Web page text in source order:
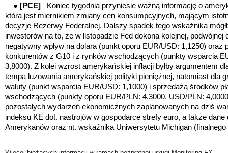
● [PCE]
Koniec tygodnia przyniesie ważną informację o
która jest miernikiem zmiany cen konsumpcyjnych, mającym
decyzje Rezerwy Federalnej. Dalszy spadek tego wskaźnika
inwestorów na to, że w listopadzie Fed dokona kolejnej, podwójnej
negatywny wpływ na dolara (punkt oporu EUR/USD: 1,1250) oraz
konkurentów z G10 i z rynków wschodzących (punkty wsparcia
3,8000). Z kolei wzrost amerykańskiej inflacji byłby argumentem
tempa luzowania amerykańskiej polityki pieniężnej, natomiast dla
waluty (punkt wsparcia EUR/USD: 1,1000) i sprzedażą środków
wschodzących (punkty oporu EUR/PLN: 4,3000, USD/PLN:
pozostałych wydarzeń ekonomicznych zaplanowanych na dziś
indeksu KE dot. nastrojów w gospodarce strefy euro, a także
Amerykanów oraz nt. wskaźnika Uniwersytetu Michigan